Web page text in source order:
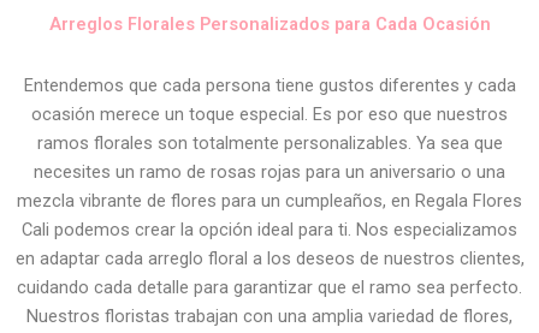
Arreglos Florales Personalizados para Cada Ocasión
Entendemos que cada persona tiene gustos diferentes y cada
ocasión merece un toque especial. Es por eso que nuestros
ramos florales son totalmente personalizables. Ya sea que
necesites un ramo de rosas rojas para un aniversario o una
mezcla vibrante de flores para un cumpleaños, en Regala Flores
Cali podemos crear la opción ideal para ti. Nos especializamos
en adaptar cada arreglo floral a los deseos de nuestros clientes,
cuidando cada detalle para garantizar que el ramo sea perfecto.
Nuestros floristas trabajan con una amplia variedad de flores,